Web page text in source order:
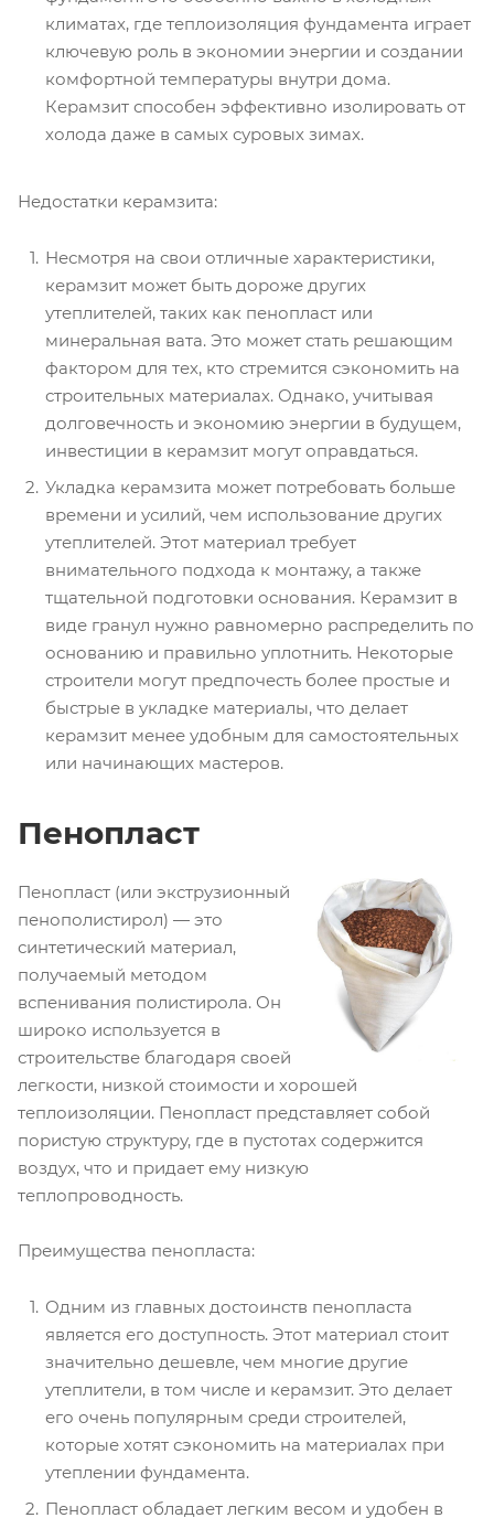
климатах, где теплоизоляция фундамента играет
ключевую роль в экономии энергии и создании
комфортной температуры внутри дома.
Керамзит способен эффективно изолировать от
холода даже в самых суровых зимах.
Недостатки керамзита:
Несмотря на свои отличные характеристики,
керамзит может быть дороже других
утеплителей, таких как пенопласт или
минеральная вата. Это может стать решающим
фактором для тех, кто стремится сэкономить на
строительных материалах. Однако, учитывая
долговечность и экономию энергии в будущем,
инвестиции в керамзит могут оправдаться.
Укладка керамзита может потребовать больше
времени и усилий, чем использование других
утеплителей. Этот материал требует
внимательного подхода к монтажу, а также
тщательной подготовки основания. Керамзит в
виде гранул нужно равномерно распределить по
основанию и правильно уплотнить. Некоторые
строители могут предпочесть более простые и
быстрые в укладке материалы, что делает
керамзит менее удобным для самостоятельных
или начинающих мастеров.
Пенопласт
Пенопласт (или экструзионный
пенополистирол) — это
синтетический материал,
получаемый методом
вспенивания полистирола. Он
широко используется в
строительстве благодаря своей
легкости, низкой стоимости и хорошей
теплоизоляции. Пенопласт представляет собой
пористую структуру, где в пустотах содержится
воздух, что и придает ему низкую
теплопроводность.
Преимущества пенопласта:
Одним из главных достоинств пенопласта
является его доступность. Этот материал стоит
значительно дешевле, чем многие другие
утеплители, в том числе и керамзит. Это делает
его очень популярным среди строителей,
которые хотят сэкономить на материалах при
утеплении фундамента.
Пенопласт обладает легким весом и удобен в